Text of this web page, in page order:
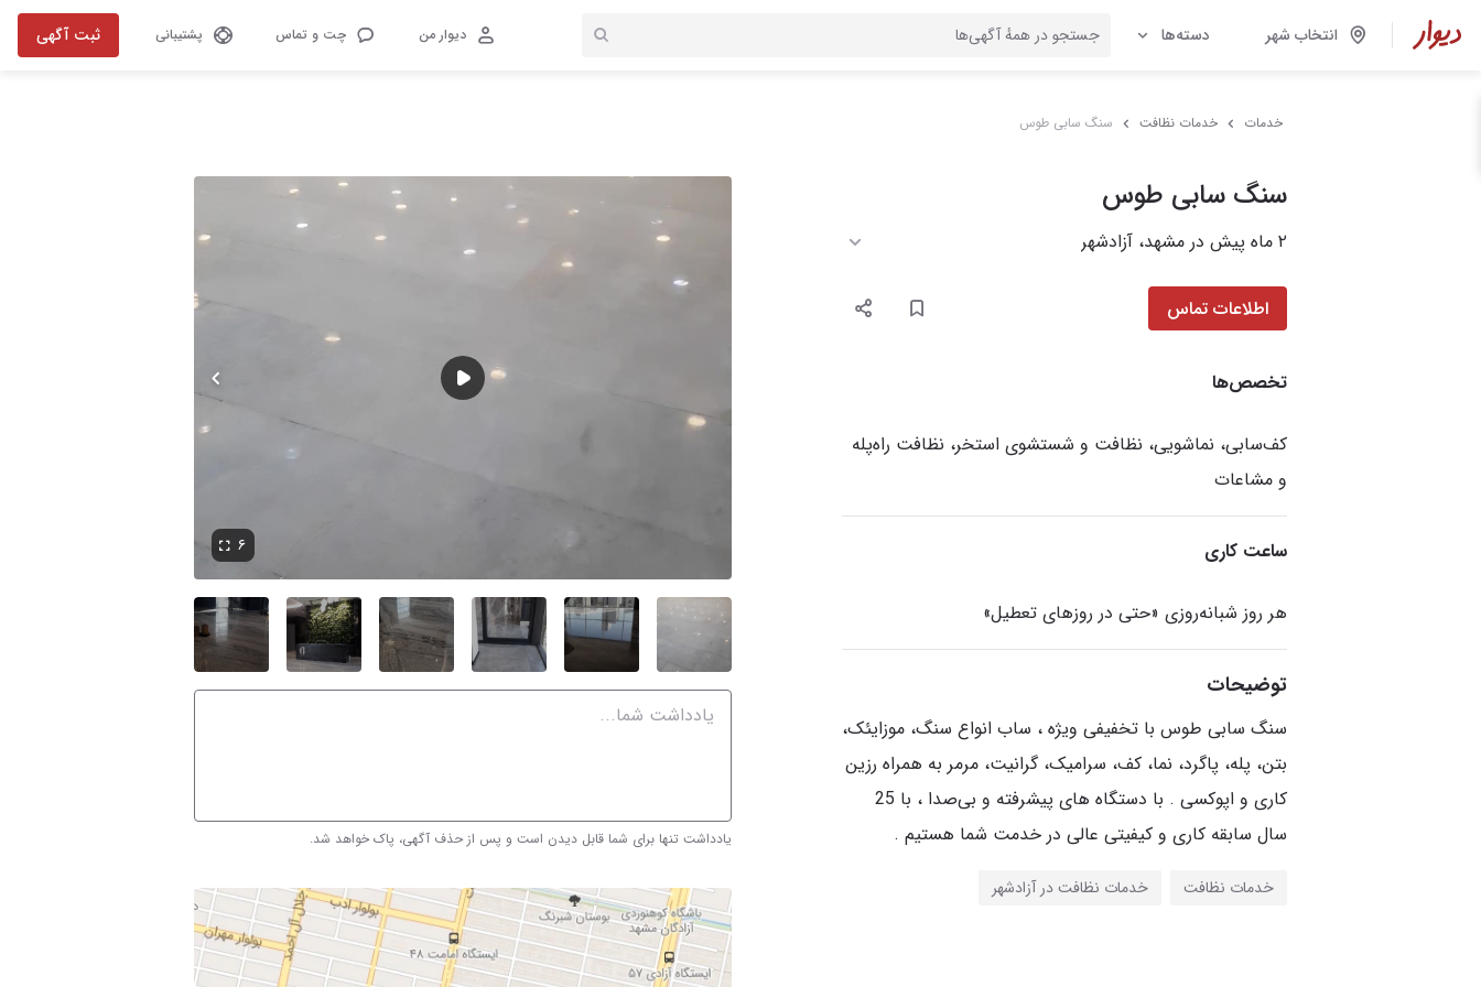
انتخاب شهر دسته‌ها دیوار من چت و تماس پشتیبانی ثبت آگهی
خدمات خدمات نظافت سنگ سابی طوس
سنگ سابی طوس
۲ ماه پیش در مشهد، آزادشهر
اطلاعات تماس
تخصص‌ها
کف‌سابی، نماشویی، نظافت و شستشوی استخر، نظافت راه‌پله
و مشاعات
ساعت کاری
هر روز شبانه‌روزی «حتی در روزهای تعطیل»
توضیحات
سنگ سابی طوس با تخفیفی ویژه ، ساب انواع سنگ، موزایئک،
بتن، پله، پاگرد، نما، کف، سرامیک، گرانیت، مرمر به همراه رزین
کاری و اپوکسی . با دستگاه های پیشرفته و بی‌صدا ، با 25
سال سابقه کاری و کیفیتی عالی در خدمت شما هستیم .
خدمات نظافت خدمات نظافت در آزادشهر
تصویر 1 از 6
play-f
۶
یادداشت تنها برای شما قابل دیدن است و پس از حذف آگهی، پاک خواهد شد.